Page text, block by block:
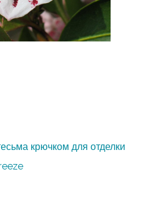
крючком для отделки